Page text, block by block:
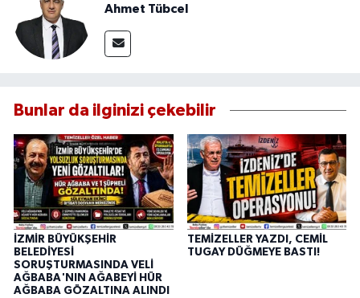
Ahmet Tübcel
Bunlar da ilginizi çekebilir
İZMİR BÜYÜKŞEHİR
BELEDİYESİ
SORUŞTURMASINDA VELİ
AĞBABA'NIN AĞABEYİ HÜR
AĞBABA GÖZALTINA ALINDI
TEMİZELLER YAZDI, CEMİL
TUGAY DÜĞMEYE BASTI!